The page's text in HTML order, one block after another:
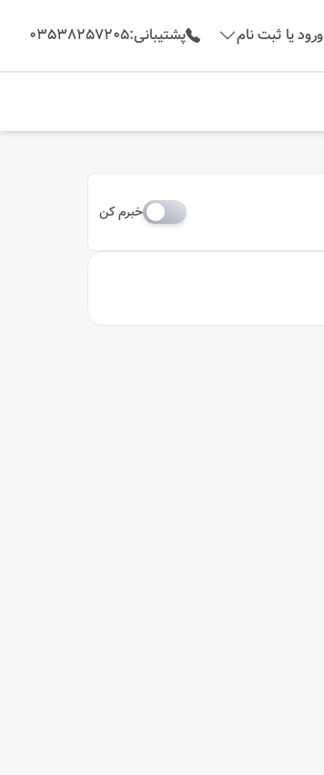
ورود یا ثبت نام پشتیبانی:
03538257205
خبرم کن